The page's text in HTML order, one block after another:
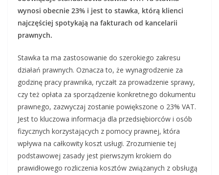
wynosi obecnie 23% i jest to stawka, którą klienci
najczęściej spotykają na fakturach od kancelarii
prawnych.
Stawka ta ma zastosowanie do szerokiego zakresu
działań prawnych. Oznacza to, że wynagrodzenie za
godzinę pracy prawnika, ryczałt za prowadzenie sprawy,
czy też opłata za sporządzenie konkretnego dokumentu
prawnego, zazwyczaj zostanie powiększone o 23% VAT.
Jest to kluczowa informacja dla przedsiębiorców i osób
fizycznych korzystających z pomocy prawnej, która
wpływa na całkowity koszt usługi. Zrozumienie tej
podstawowej zasady jest pierwszym krokiem do
prawidłowego rozliczenia kosztów związanych z obsługą